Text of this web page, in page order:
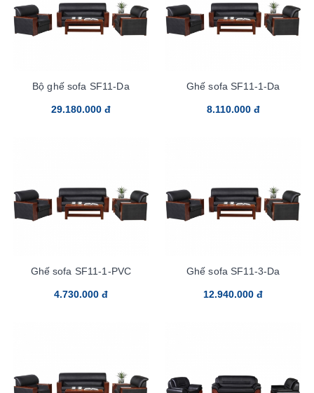
Bộ ghế sofa SF11-Da
29.180.000 đ
Ghế sofa SF11-1-Da
8.110.000 đ
Ghế sofa SF11-1-PVC
4.730.000 đ
Ghế sofa SF11-3-Da
12.940.000 đ